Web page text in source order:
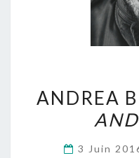
ANDREA
3 Juin